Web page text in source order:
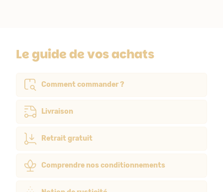
Le guide de vos achats
Comment commander ?
Livraison
Retrait gratuit
Comprendre nos conditionnements